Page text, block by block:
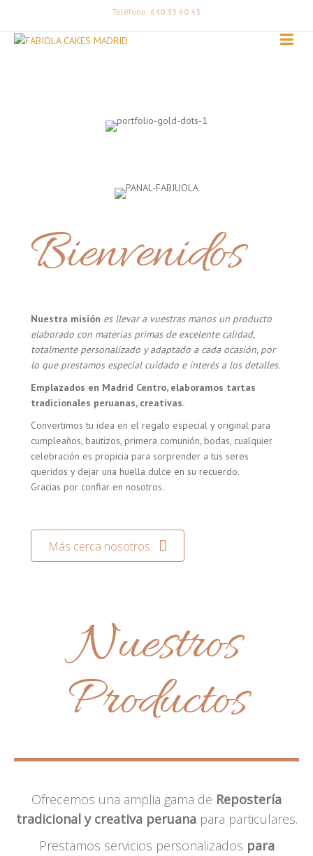
Teléfono: 640 33 60 43
Bienvenidos
Nuestra misión es llevar a vuestras manos un producto
elaborado con materias primas de excelente calidad,
totalmente personalizado y adaptado a cada ocasión, por
lo que prestamos especial cuidado e interés a los detalles.
Emplazados en Madrid Centro, elaboramos tartas
tradicionales peruanas, creativas.
Convertimos tu idea en el regalo especial y original para
cumpleaños, bautizos, primera comunión, bodas, cualquier
celebración es propicia para sorprender a tus seres
queridos y dejar una huella dulce en su recuerdo.
Gracias por confiar en nosotros.
Más cerca nosotros
Nuestros
Productos
Ofrecemos una amplia gama de Repostería
tradicional y creativa peruanapara particulares.
Prestamos servicios personalizados para